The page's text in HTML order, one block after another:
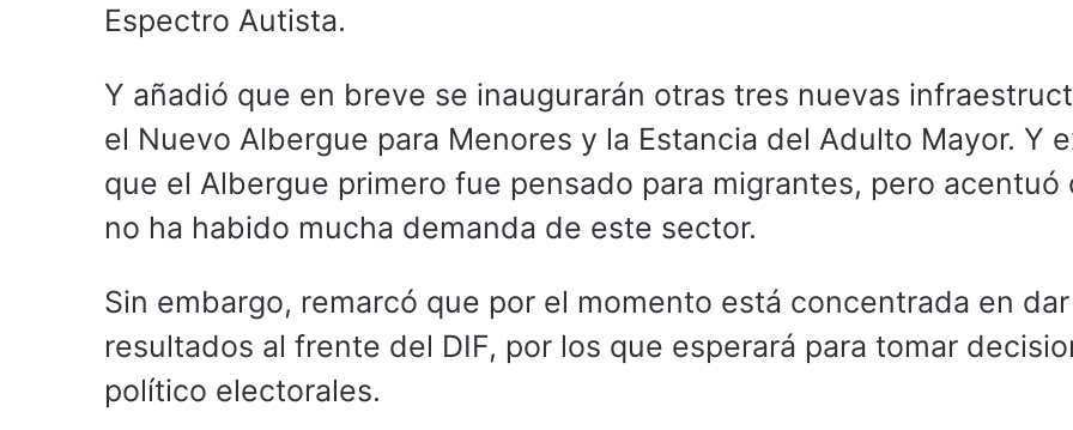
Espectro Autista.
Y añadió que en breve se inaugurarán otras tres nuevas
el Nuevo Albergue para Menores y la Estancia del Adulto Mayor. Y
que el Albergue primero fue pensado para migrantes, pero acentuó
no ha habido mucha demanda de este sector.
Sin embargo, remarcó que por el momento está concentrada en dar
resultados al frente del DIF, por los que esperará para tomar
político electorales.